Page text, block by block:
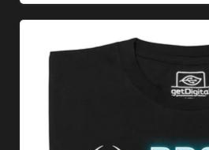
Protomolecule - Active Sample